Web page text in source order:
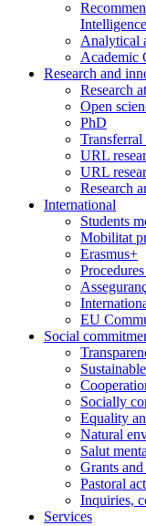
Analytical
Academic
Research and
Research
Open
PhD
URL
URL
Research
International
Students
Mobilitat
Erasmus+
EU
Social
Socially
Equality
Natural
Salut
Grants
Pastoral
Inquiries,
Services